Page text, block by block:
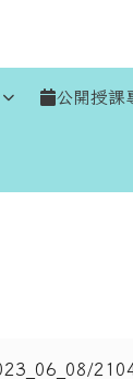
公開授課